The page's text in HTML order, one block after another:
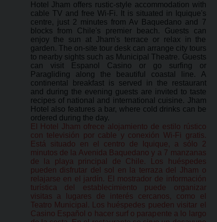
Hotel Jham offers rustic-style accommodation with
cable TV and free Wi-Fi. It is situated in Iquique's
centre, just 2 minutes from Av Baquedano and 7
blocks from Chile's premier beach. Guests can
enjoy the sun at Jham's terrace or relax in the
garden. The on-site tour desk can arrange city tours
to nearby sights such as Municipal Theatre. Guests
can visit Espanol Casino or go surfing or
Paragliding along the beautiful coastal line. A
continental breakfast is served in the restaurant
and during the evening guests are invited to taste
recipes of national and international cuisine. Jham
Hotel also features a bar, where cold drinks can be
ordered during the day.
El Hotel Jham ofrece alojamiento de estilo rústico
con televisión por cable y conexión Wi-Fi gratis.
Está situado en el centro de Iquique, a sólo 2
minutos de la Avenida Baquedano y a 7 manzanas
de la playa principal de Chile. Los huéspedes
pueden disfrutar del sol en la terraza del Jham o
relajarse en el jardín. El mostrador de información
turística del establecimiento puede organizar
visitas a lugares de interés cercanos, como el
Teatro Municipal. Los huéspedes pueden visitar el
Casino Español o hacer surf o parapente a lo largo